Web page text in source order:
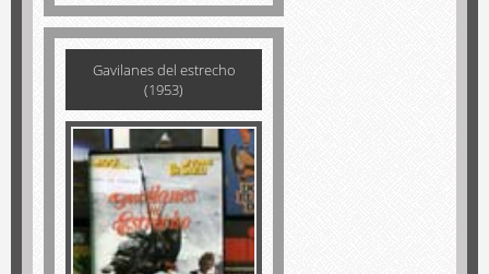
Gavilanes del estrecho
(1953)